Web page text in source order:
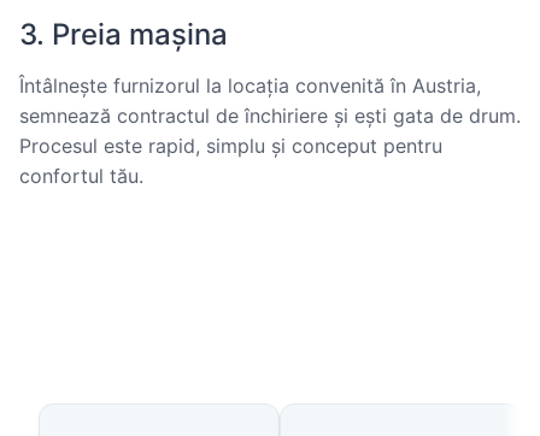
3. Preia mașina
Întâlnește furnizorul la locația convenită în Austria,
semnează contractul de închiriere și ești gata de drum.
Procesul este rapid, simplu și conceput pentru
confortul tău.